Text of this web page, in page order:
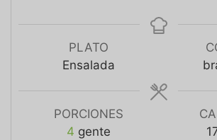
PLATO
Ensalada
PORCIONES
4 gente